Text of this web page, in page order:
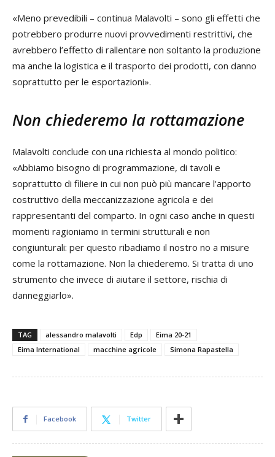
«Meno prevedibili – continua Malavolti – sono gli effetti che
potrebbero produrre nuovi provvedimenti restrittivi, che
avrebbero l’effetto di rallentare non soltanto la produzione
ma anche la logistica e il trasporto dei prodotti, con danno
soprattutto per le esportazioni».
Non chiederemo la rottamazione
Malavolti conclude con una richiesta al mondo politico:
«Abbiamo bisogno di programmazione, di tavoli e
soprattutto di filiere in cui non può più mancare l'apporto
costruttivo della meccanizzazione agricola e dei
rappresentanti del comparto. In ogni caso anche in questi
momenti ragioniamo in termini strutturali e non
congiunturali: per questo ribadiamo il nostro no a misure
come la rottamazione. Non la chiederemo. Si tratta di uno
strumento che invece di aiutare il settore, rischia di
danneggiarlo».
TAG alessandro malavolti Edp
Eima 20-21
Eima International
macchine agricole Simona Rapastella
Facebook Twitter